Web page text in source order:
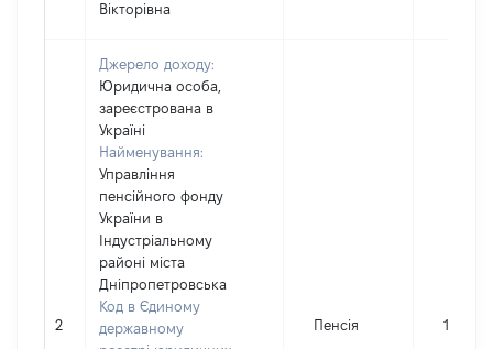
Вікторівна
2
Джерело доходу:
Юридична особа,
зареєстрована в
Україні
Найменування:
Управління
пенсійного фонду
України в
Індустріальному
районі міста
Дніпропетровська
Код в Єдиному
державному
Пенсія 17926